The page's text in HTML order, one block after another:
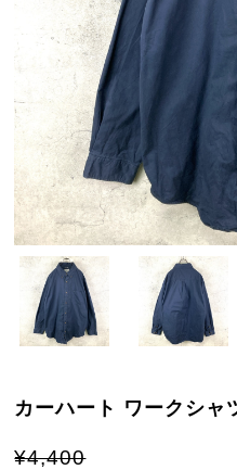
カーハート ワークシャ
¥4,400